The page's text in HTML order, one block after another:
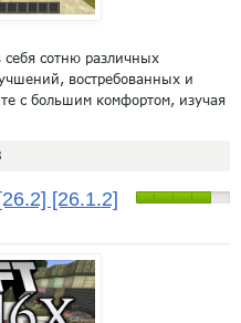
сотню различных
востребованных и
с большим комфортом, изучая
[26.1.2]